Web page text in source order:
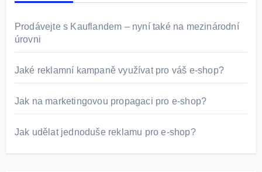
Prodávejte s Kauflandem – nyní také na mezinárodní
úrovni
Jaké reklamní kampaně využívat pro váš e-shop?
Jak na marketingovou propagaci pro e-shop?
Jak udělat jednoduše reklamu pro e-shop?